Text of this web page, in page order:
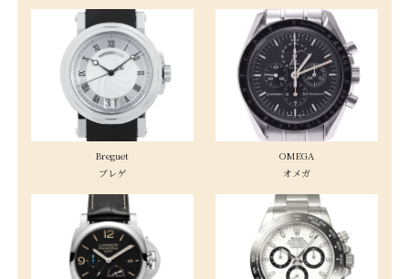
Breguet
ブレゲ
OMEGA
オメガ